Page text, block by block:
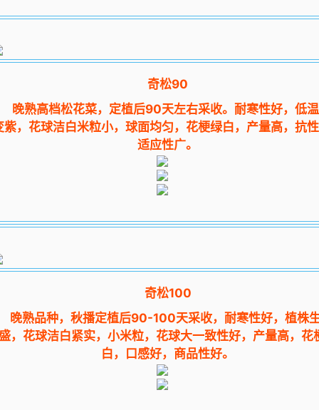
奇松90
熟高档松花菜，定植后90天左右采收。耐寒性好，低
紫，花球洁白米粒小，球面均匀，花梗绿白，产量高，抗
适应性广。
奇松100
熟品种，秋播定植后90-100天采收，耐寒性好，植株
，花球洁白紧实，小米粒，花球大一致性好，产量高，花
白，口感好，商品性好。